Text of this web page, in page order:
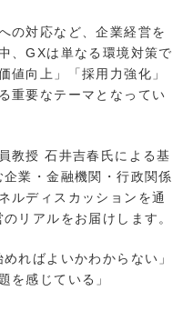
の対応など、企業経営を
、GXは単なる環境対策で
値向上」「採用力強化」
重要なテーマとなってい
教授 石井吉春氏による基
企業・金融機関・行政関係
ルディスカッションを通
のリアルをお届けします。
ればよいかわからない」
を感じている」